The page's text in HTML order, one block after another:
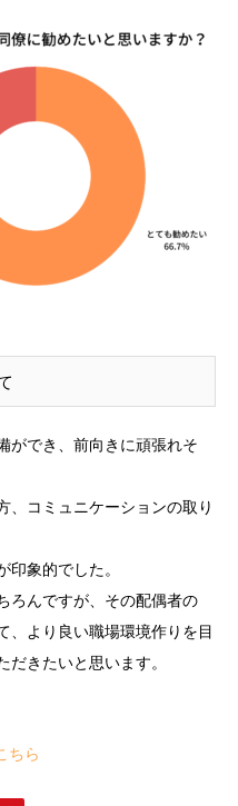
ができ、前向きに頑張れそ
、コミュニケーションの取り
象的でした。
ろんですが、その配偶者の
、より良い職場環境作りを目
きたいと思います。
ちら